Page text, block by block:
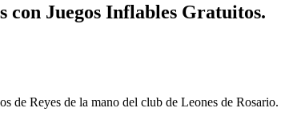
con Juegos Inflables Gratuitos.
de Reyes de la mano del club de Leones de Rosario.